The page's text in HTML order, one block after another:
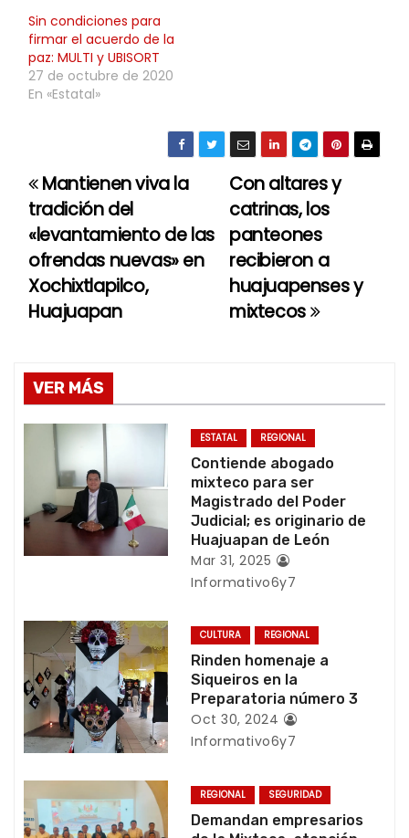
Sin condiciones para
firmar el acuerdo de la
paz: MULTI y UBISORT
27 de octubre de 2020
En «Estatal»
N
a
v
e
a
c
ó
n
e
e
n
t
a
Con altares y
catrinas, los
panteones
recibieron a
huajuapenses y
mixtecos
Mantienen viva la
tradición del
«levantamiento de las
ofrendas nuevas» en
Xochixtlapilco,
Huajuapan
VER MÁS
ESTATAL REGIONAL
Contiende abogado
mixteco para ser
Magistrado del Poder
Judicial; es originario de
Huajuapan de León
Mar 31, 2025
Informativo6y7
CULTURA REGIONAL
Rinden homenaje a
Siqueiros en la
Preparatoria número 3
Oct 30, 2024
Informativo6y7
REGIONAL SEGURIDAD
Demandan empresarios